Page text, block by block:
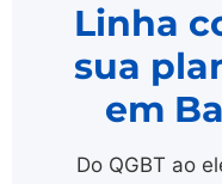
Linha
sua
em
Do QGBT ao